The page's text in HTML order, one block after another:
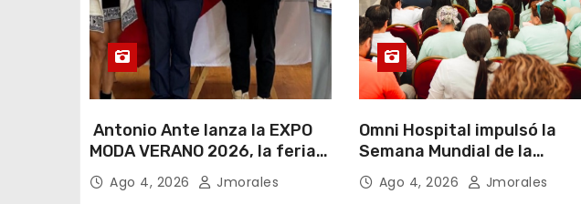
Antonio Ante lanza la EXPO
MODA VERANO 2026, la feria
de moda e industria textil
más importante del Ecuador
Ago 4, 2026 Jmorales
Omni Hospital impulsó la
Semana Mundial de la
Lactancia Materna bajo el
lema “Un inicio sostenible en
Ago 4, 2026 Jmorales